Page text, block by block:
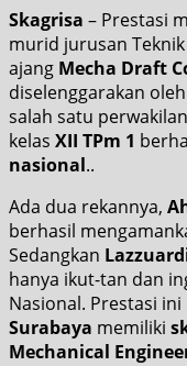
Skagrisa – Prestasi
murid jurusan Teknik
ajang Mecha Draft
diselenggarakan
salah satu
kelas XII TPm 1
nasional..
Ada dua rekannya,
berhasil
Sedangkan
hanya ikut-tan dan
Nasional. Prestasi
Surabaya memiliki
Mechanical